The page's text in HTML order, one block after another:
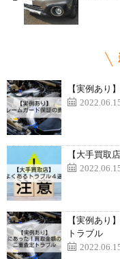
【実例あり
【大手買取
【実例あり
トラブル